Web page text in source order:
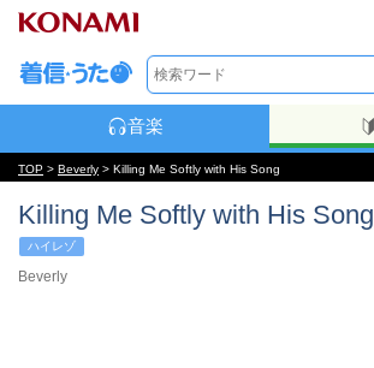
音楽
TOP > Beverly > Killing Me Softly with His Song
Killing Me Softly with His Song
ハイレゾ
Beverly